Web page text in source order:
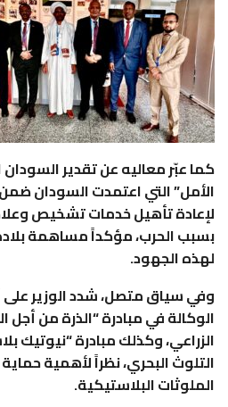
كما عبّر معاليه عن تقدير
الأمل” التي اعتمدت السودان
لإعادة تأهيل خدمات تشخيص
بسبب الحرب، مؤكداً مساهمة
لهذه الجهود.
وفي سياق متصل، شدد الوزير
الوكالة في مبادرة “الذرة من أجل
الزراعي، وكذلك مبادرة “نيوتيك
التلوث البحري، نظراً لأهمية حماية
الملوثات البلاستيكية.